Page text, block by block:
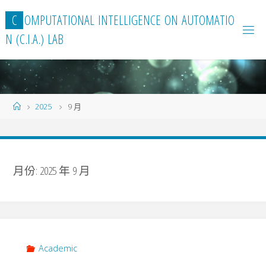
content
C OMPUTATIONAL INTELLIGENCE ON AUTOMATIO
N (C.I.A.) LAB
Home2025 9 月
月份: 2025 年 9 月
Academic